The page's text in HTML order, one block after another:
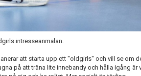
intresseanmälan.
att starta upp ett "oldgirls" och vill se om
på att träna lite innebandy och hålla igång